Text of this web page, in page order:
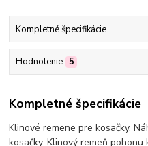
Kompletné špecifikácie
Hodnotenie 5
Kompletné špecifikácie
Klinové remene pre kosačky.
kosačky. Klinový remeň pohonu